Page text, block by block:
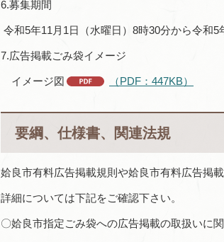
6.募集期間
令和5年11月1日（水曜日）8時30分から令和
7.広告掲載ごみ袋イメージ
イメージ図 （PDF：447KB）
要綱、仕様書、関連法規
姶良市有料広告掲載規則や姶良市有料広告掲
詳細については下記をご確認下さい。
〇姶良市指定ごみ袋への広告掲載の取扱いに